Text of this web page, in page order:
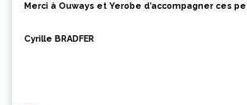
Merci à Ouways et Yerobe d’accompagner ces
Cyrille BRADFER